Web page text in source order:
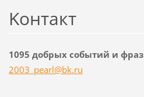
Koнтакт
1095 добрых событий и фраз
2003_pearl@bk.ru